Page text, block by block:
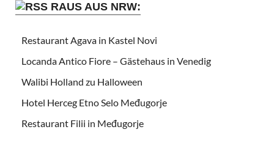
RAUS AUS NRW:
Restaurant Agava in Kastel Novi
Locanda Antico Fiore – Gästehaus in Venedig
Walibi Holland zu Halloween
Hotel Herceg Etno Selo Međugorje
Restaurant Filii in Međugorje